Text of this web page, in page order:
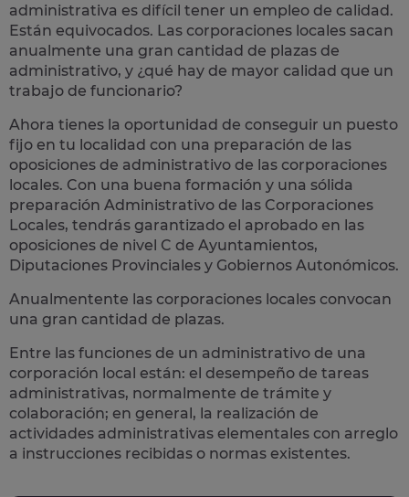
administrativa es difícil tener un empleo de calidad.
Están equivocados. Las corporaciones locales sacan
anualmente una gran cantidad de plazas de
administrativo, y ¿qué hay de mayor calidad que un
trabajo de funcionario?
Ahora tienes la oportunidad de conseguir un puesto
fijo en tu localidad con una preparación de las
oposiciones de administrativo de las corporaciones
locales. Con una buena formación y una sólida
preparación Administrativo de las Corporaciones
Locales, tendrás garantizado el aprobado en las
oposiciones de nivel C de Ayuntamientos,
Diputaciones Provinciales y Gobiernos Autonómicos.
Anualmentente las corporaciones locales convocan
una gran cantidad de plazas.
Entre las funciones de un administrativo de una
corporación local están: el desempeño de tareas
administrativas, normalmente de trámite y
colaboración; en general, la realización de
actividades administrativas elementales con arreglo
a instrucciones recibidas o normas existentes.